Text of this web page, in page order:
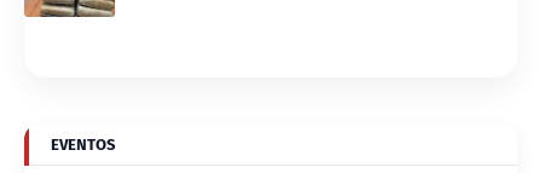
EVENTOS